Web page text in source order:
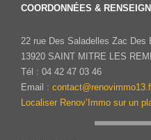
COORDONNÉES &
22 rue Des Saladelles Zac Des
13920 SAINT MITRE LES
Tél : 04 42 47 03 46
Email :
Localiser Renov’Immo sur un